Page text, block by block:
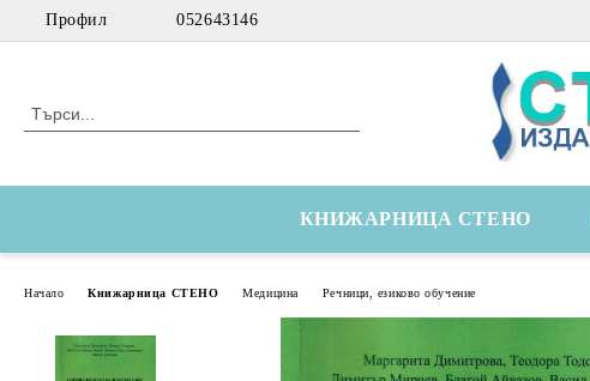
Профил 052643146
КНИЖАРНИЦА СТЕНО
Начало Книжарница СТЕНО Медицина Речници, езиково обучение